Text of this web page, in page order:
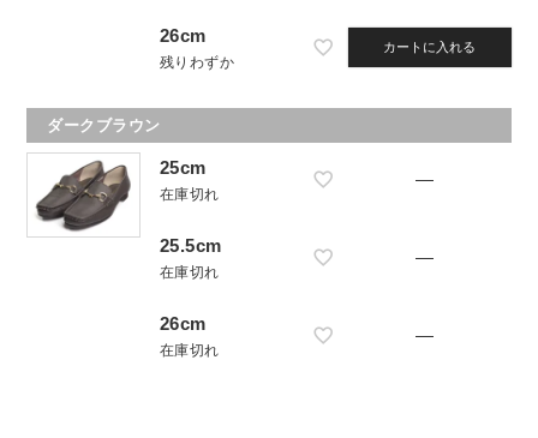
26cm
残りわずか
カートに入れる
ダークブラウン
25cm
在庫切れ
—
25.5cm
在庫切れ
—
26cm
在庫切れ
—